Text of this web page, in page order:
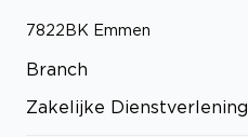
7822BK Emmen
Branch
Zakelijke Dienstverlening